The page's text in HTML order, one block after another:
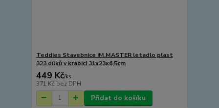
Teddies Stavebnice iM.MASTER letadlo plast
323 dílků v krabici 31x23x6,5cm
449 Kč/ks
371 Kč bez DPH
Přidat do košíku